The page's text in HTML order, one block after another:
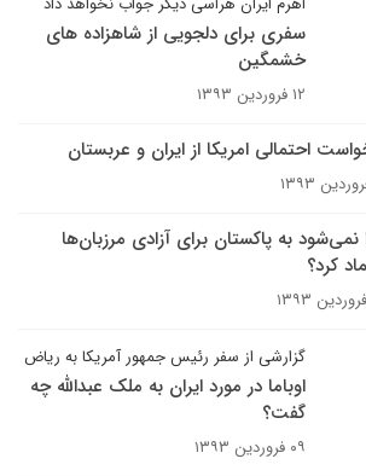
سفری برای دلجویی از شاهزاده های
خشمگین
۱۲ فروردین ۱۳۹۳
احتمالی امریکا از ایران و عربستان
نمی‌شود به پاکستان برای آزادی مرزبان‌ها
کرد؟
گزارشی از سفر رئیس جمهور آمریکا به ریاض
اوباما در مورد ایران به ملک عبدالله چه
گفت؟
۰۹ فروردین ۱۳۹۳